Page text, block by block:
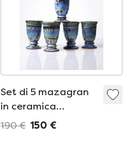
Set di 5 mazagran
in ceramica
smaltata, anni '60-
190 € 150 €